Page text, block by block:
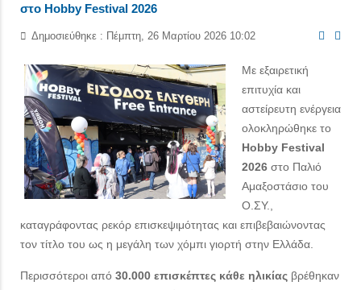
στο Hobby Festival 2026
Δημοσιεύθηκε : Πέμπτη, 26 Μαρτίου 2026 10:02
Με εξαιρετική
επιτυχία και
αστείρευτη ενέργεια
ολοκληρώθηκε το
Hobby Festival
2026 στο Παλιό
Αμαξοστάσιο του
Ο.ΣΥ.,
καταγράφοντας ρεκόρ επισκεψιμότητας και επιβεβαιώνοντας
τον τίτλο του ως η μεγάλη των χόμπι γιορτή στην Ελλάδα.
Περισσότεροι από 30.000 επισκέπτες κάθε ηλικίας βρέθηκαν